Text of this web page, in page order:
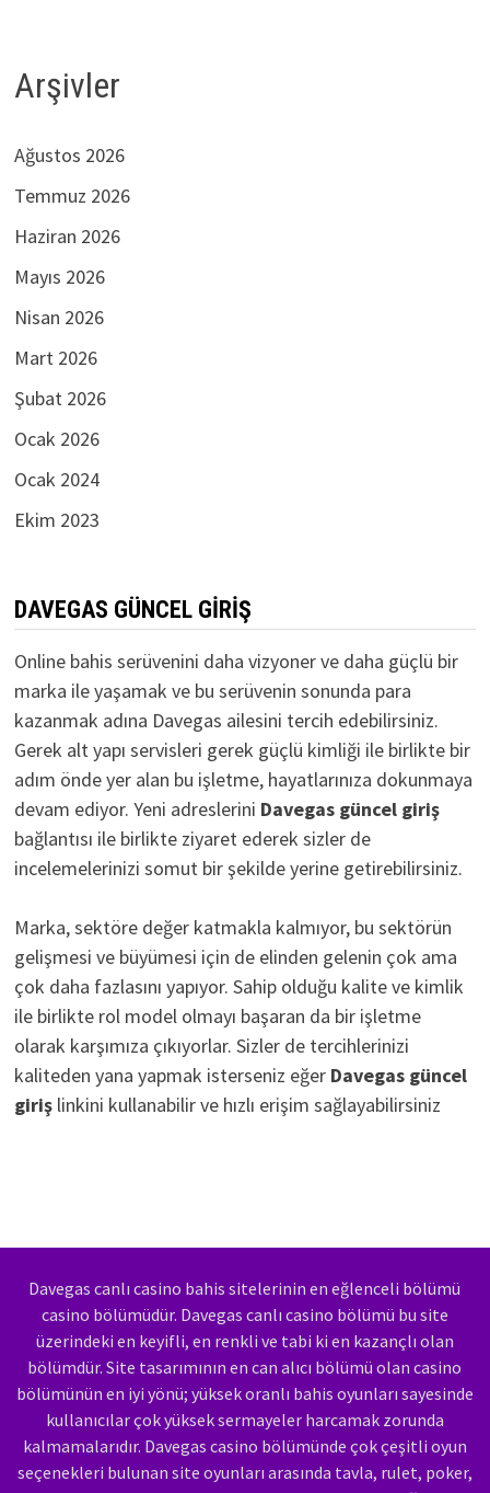
Arşivler
Ağustos 2026
Temmuz 2026
Haziran 2026
Mayıs 2026
Nisan 2026
Mart 2026
Şubat 2026
Ocak 2026
Ocak 2024
Ekim 2023
DAVEGAS GÜNCEL GIRIŞ
Online bahis serüvenini daha vizyoner ve daha güçlü bir
marka ile yaşamak ve bu serüvenin sonunda para
kazanmak adına Davegas ailesini tercih edebilirsiniz.
Gerek alt yapı servisleri gerek güçlü kimliği ile birlikte bir
adım önde yer alan bu işletme, hayatlarınıza dokunmaya
devam ediyor. Yeni adreslerini Davegas güncel giriş
bağlantısı ile birlikte ziyaret ederek sizler de
incelemelerinizi somut bir şekilde yerine getirebilirsiniz.
Marka, sektöre değer katmakla kalmıyor, bu sektörün
gelişmesi ve büyümesi için de elinden gelenin çok ama
çok daha fazlasını yapıyor. Sahip olduğu kalite ve kimlik
ile birlikte rol model olmayı başaran da bir işletme
olarak karşımıza çıkıyorlar. Sizler de tercihlerinizi
kaliteden yana yapmak isterseniz eğer Davegas güncel
giriş linkini kullanabilir ve hızlı erişim sağlayabilirsiniz
Davegas canlı casino bahis sitelerinin en eğlenceli bölümü
casino bölümüdür. Davegas canlı casino bölümü bu site
üzerindeki en keyifli, en renkli ve tabi ki en kazançlı olan
bölümdür. Site tasarımının en can alıcı bölümü olan casino
bölümünün en iyi yönü; yüksek oranlı bahis oyunları sayesinde
kullanıcılar çok yüksek sermayeler harcamak zorunda
kalmamalarıdır. Davegas casino bölümünde çok çeşitli oyun
seçenekleri bulunan site oyunları arasında tavla, rulet, poker,